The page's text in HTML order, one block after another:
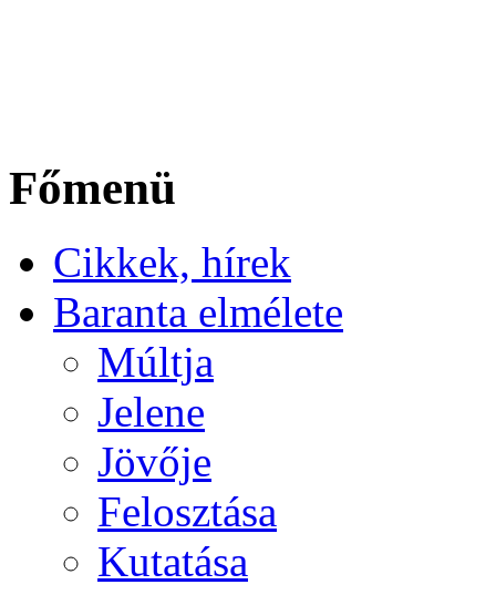
Főmenü
Cikkek, hírek
Baranta elmélete
Múltja
Jelene
Jövője
Felosztása
Kutatása